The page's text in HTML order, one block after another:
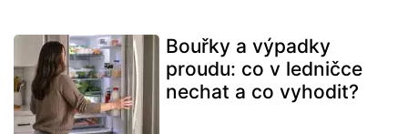
Bouřky a výpadky
proudu: co v ledničce
nechat a co vyhodit?